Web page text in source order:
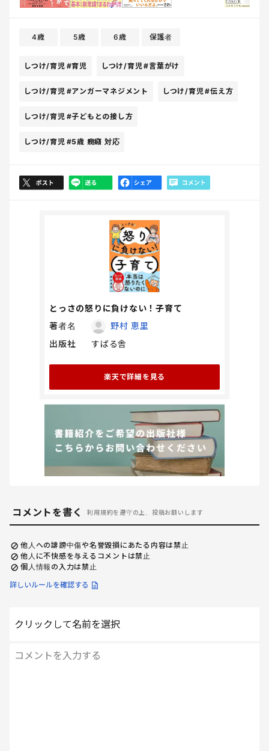
4歳 5歳 6歳 保護者
しつけ/育児 #育児 しつけ/育児#言葉がけ
しつけ/育児 #アンガーマネジメント しつけ/育児#伝え方
しつけ/育児 #子どもとの接し方
しつけ/育児 #5歳 癇癪 対応
とっさの怒りに負けない！子育て
著者名
野村 恵里
出版社
すばる舎
楽天で詳細を見る
コメントを書く 利用規約を遵守の上、投稿お願いします
他人への誹謗中傷や名誉毀損にあたる内容は禁止
他人に不快感を与えるコメントは禁止
個人情報の入力は禁止
詳しいルールを確認する
クリックして名前を選択